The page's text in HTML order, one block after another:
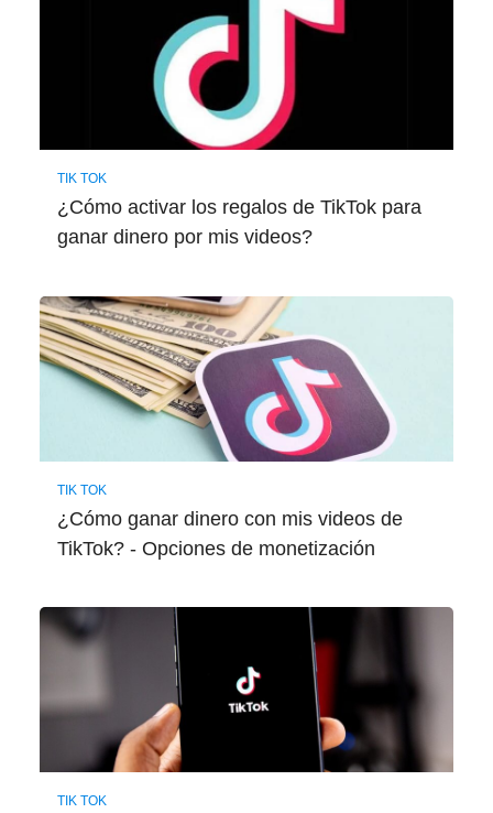
TIK TOK
¿Cómo activar los regalos de TikTok para
ganar dinero por mis videos?
TIK TOK
¿Cómo ganar dinero con mis videos de
TikTok? - Opciones de monetización
TIK TOK